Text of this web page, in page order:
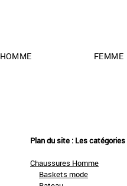
HOMME FEMME
Plan du site : Les catégories
Chaussures Homme
Baskets mode